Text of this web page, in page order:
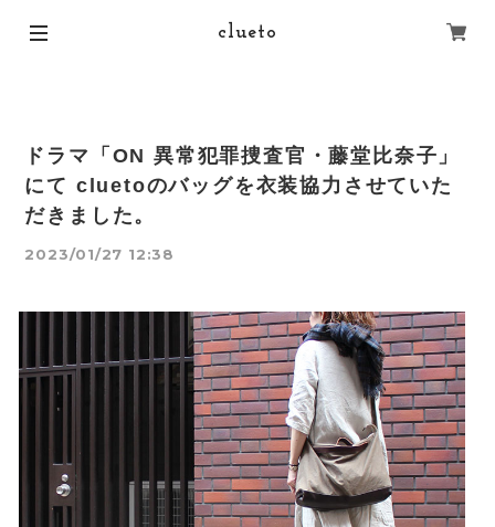
clueto
ドラマ「ON 異常犯罪捜査官・藤堂比奈子」
にて cluetoのバッグを衣装協力させていた
だきました。
2023/01/27 12:38